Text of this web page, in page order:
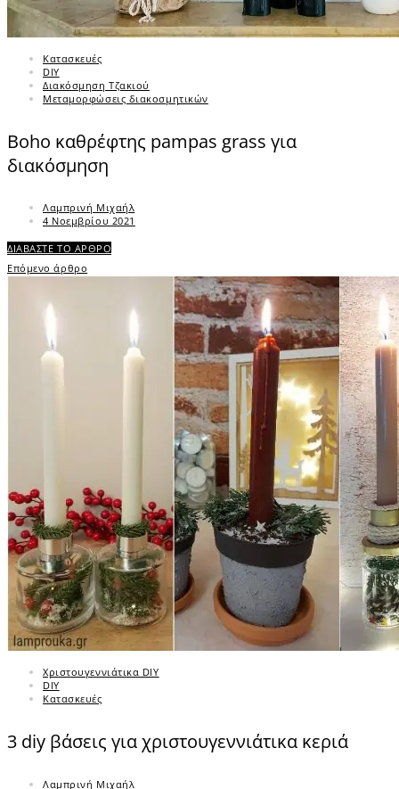
Κατασκευές
DIY
Διακόσμηση Τζακιού
Μεταμορφώσεις διακοσμητικών
Boho καθρέφτης pampas grass για
διακόσμηση
Λαμπρινή Μιχαήλ
4 Νοεμβρίου 2021
ΔΙΑΒΑΣΤΕ ΤΟ ΑΡΘΡΟ
Επόμενο άρθρο
Χριστουγεννιάτικα DIY
DIY
Κατασκευές
3 diy βάσεις για χριστουγεννιάτικα κεριά
Λαμπρινή Μιχαήλ